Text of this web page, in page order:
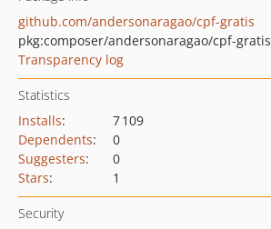
github.com/andersonaragao/cpf-gratis
pkg:composer/andersonaragao/cpf-gratis
Transparency log
Statistics
Installs:
7 109
Dependents:
0
Suggesters:
0
Stars: 1
Security